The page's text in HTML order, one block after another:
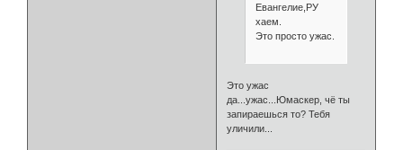
Евангелие,РУ
хаем.
Это просто ужас.
Это ужас
да...ужас...Юмаскер, чё ты
запираешься то? Тебя
уличили...